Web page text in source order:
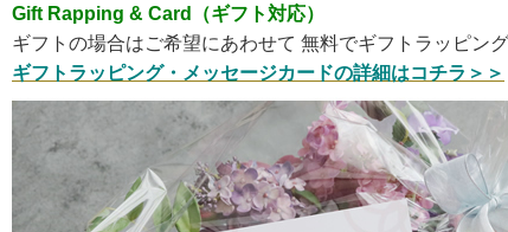
Gift Rapping & Card（ギフト対応）
ギフトの場合はご希望にあわせて 無料でギフトラッピン
ギフトラッピング・メッセージカードの詳細はコチラ＞＞